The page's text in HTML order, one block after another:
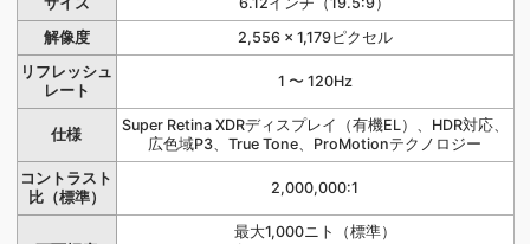
解像度
2,556 × 1,179ピクセル
リフレッシュ
レート
1 〜 120Hz
仕様
Super Retina XDRディスプレイ（有機EL）、HDR対応、
広色域P3、True Tone、ProMotionテクノロジー
コントラスト
比（標準）
2,000,000:1
最大1,000ニト（標準）